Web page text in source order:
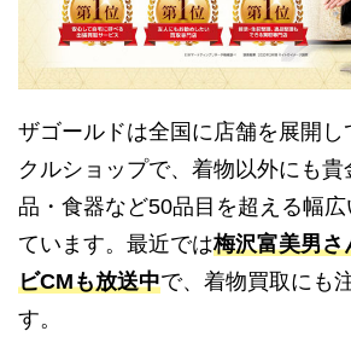
ザゴールドは全国に店舗を展開し
クルショップで、着物以外にも貴
品・食器など50品目を超える幅
ています。最近では梅沢富美男さ
ビCMも放送中で、着物買取にも
す。